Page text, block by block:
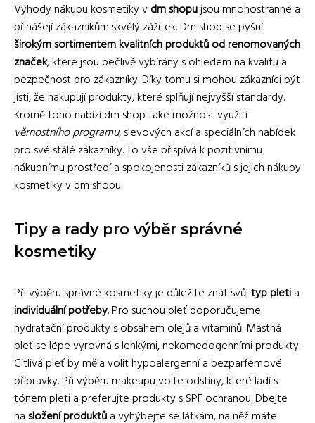
Výhody nákupu kosmetiky vdm shopujsou mnohostranné a
přinášejí zákazníkům skvělý zážitek. Dm shop se pyšní
širokým sortimentem kvalitních produktů od renomovaných
značek, které jsou pečlivě vybírány s ohledem na kvalitu a
bezpečnost pro zákazníky. Díky tomu si mohou zákazníci být
jisti, že nakupují produkty, které splňují nejvyšší standardy.
Kromě toho nabízí dm shop také možnost využití
věrnostního programu, slevových akcí a speciálních nabídek
pro své stálé zákazníky. To vše přispívá k pozitivnímu
nákupnímu prostředí a spokojenosti zákazníků s jejich nákupy
kosmetiky v dm shopu.
Tipy a rady pro výběr správné
kosmetiky
Při výběru správné kosmetiky je důležité znát svůjtyp pletia
individuální potřeby. Pro suchou pleť doporučujeme
hydratační produkty s obsahem olejů a vitaminů. Mastná
pleť se lépe vyrovná s lehkými, nekomedogenními produkty.
Citlivá pleť by měla volit hypoalergenní a bezparfémové
přípravky. Při výběru makeupu volte odstíny, které ladí s
tónem pleti a preferujte produkty s SPF ochranou. Dbejte
na složení produktůa vyhýbejte se látkám, na něž máte